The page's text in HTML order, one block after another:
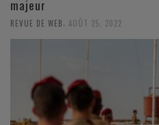
majeur
REVUE DE WEB AOÛT 25, 2022